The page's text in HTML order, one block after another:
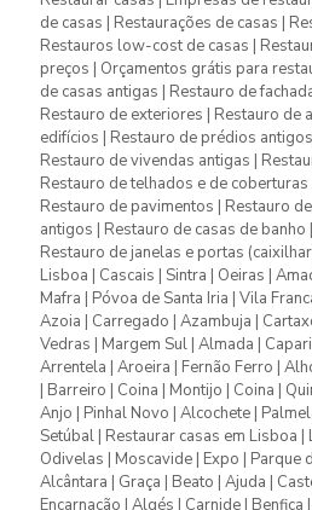
de casas | Restaurações de casas |
Restauros low-cost de casas |
preços | Orçamentos grátis para
de casas antigas | Restauro de
Restauro de exteriores | Restauro de
edifícios | Restauro de prédios
Restauro de vivendas antigas |
Restauro de telhados e de
Restauro de pavimentos | Restauro
antigos | Restauro de casas de banho
Restauro de janelas e portas
Lisboa | Cascais | Sintra | Oeiras |
Mafra | Póvoa de Santa Iria | Vila
Azoia | Carregado | Azambuja |
Vedras | Margem Sul | Almada |
Arrentela | Aroeira | Fernão Ferro |
| Barreiro | Coina | Montijo | Coina |
Anjo | Pinhal Novo | Alcochete |
Setúbal | Restaurar casas em Lisboa |
Odivelas | Moscavide | Expo | Parque
Alcântara | Graça | Beato | Ajuda |
Encarnação | Algés | Carnide |